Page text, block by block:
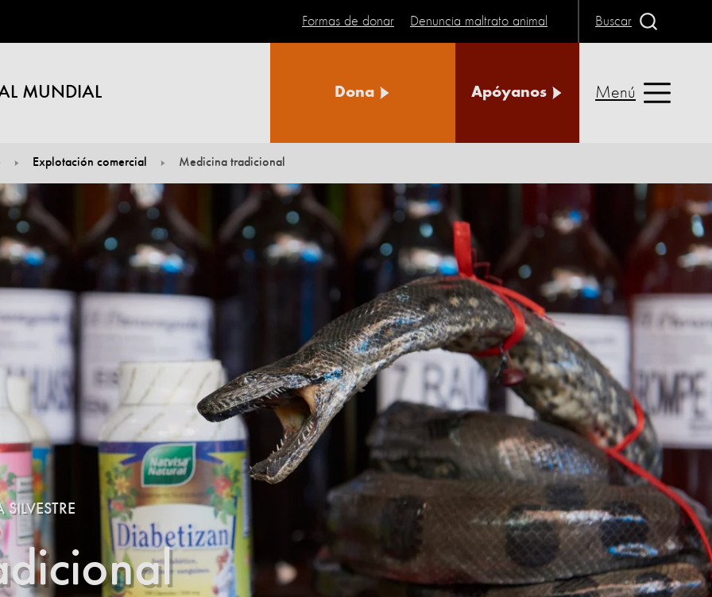
MUNDIAL
Formas de donar Denuncia maltrato animal Buscar
Dona Apóyanos Menú
Explotación comercial Medicina tradicional